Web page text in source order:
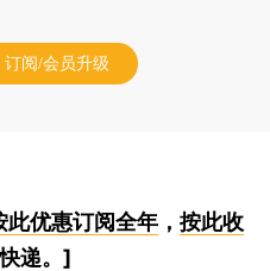
订阅/会员升级
此优惠订阅全年， 按此收
递。]